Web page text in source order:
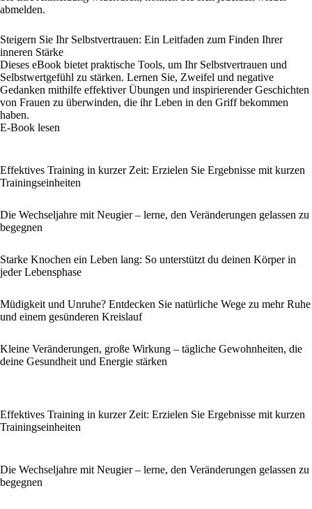
abmelden.
Steigern Sie Ihr Selbstvertrauen: Ein Leitfaden zum Finden Ihrer
inneren Stärke
Dieses eBook bietet praktische Tools, um Ihr Selbstvertrauen und
Selbstwertgefühl zu stärken. Lernen Sie, Zweifel und negative
Gedanken mithilfe effektiver Übungen und inspirierender Geschichten
von Frauen zu überwinden, die ihr Leben in den Griff bekommen
haben.
E-Book lesen
Effektives Training in kurzer Zeit: Erzielen Sie Ergebnisse mit kurzen
Trainingseinheiten
Die Wechseljahre mit Neugier – lerne, den Veränderungen gelassen zu
begegnen
Starke Knochen ein Leben lang: So unterstützt du deinen Körper in
jeder Lebensphase
Müdigkeit und Unruhe? Entdecken Sie natürliche Wege zu mehr Ruhe
und einem gesünderen Kreislauf
Kleine Veränderungen, große Wirkung – tägliche Gewohnheiten, die
deine Gesundheit und Energie stärken
Effektives Training in kurzer Zeit: Erzielen Sie Ergebnisse mit kurzen
Trainingseinheiten
Die Wechseljahre mit Neugier – lerne, den Veränderungen gelassen zu
begegnen